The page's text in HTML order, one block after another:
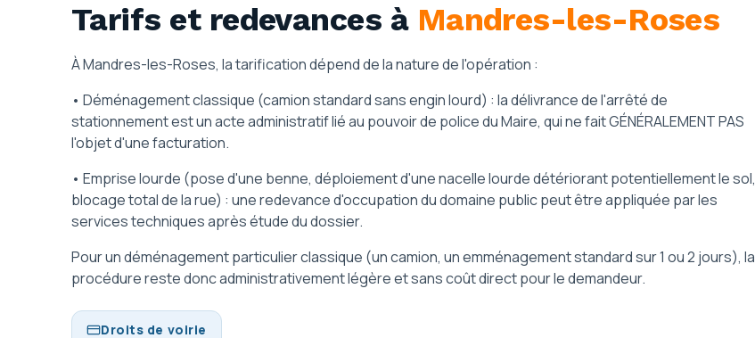
Tarifs et redevances à Mandres-les-Roses
À Mandres-les-Roses, la tarification dépend de la nature de l'opération :
• Déménagement classique (camion standard sans engin lourd) : la délivrance de l'arrêté de
stationnement est un acte administratif lié au pouvoir de police du Maire, qui ne fait GÉNÉRALEMENT PAS
l'objet d'une facturation.
• Emprise lourde (pose d'une benne, déploiement d'une nacelle lourde détériorant potentiellement le sol,
blocage total de la rue) : une redevance d'occupation du domaine public peut être appliquée par les
services techniques après étude du dossier.
Pour un déménagement particulier classique (un camion, un emménagement standard sur 1 ou 2 jours), la
procédure reste donc administrativement légère et sans coût direct pour le demandeur.
Droits de voirie